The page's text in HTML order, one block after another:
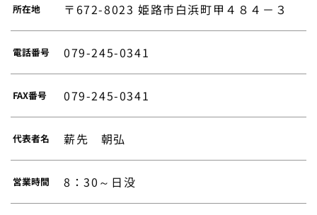
所在地 〒672-8023 姫路市白浜町甲４８４－３
電話番号 079-245-0341
FAX番号 079-245-0341
代表者名 薪先 朝弘
営業時間 8：30～日没